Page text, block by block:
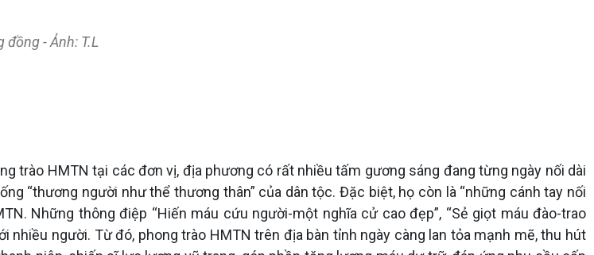
- Ảnh: T.L
trào HMTN tại các đơn vị, địa phương có rất nhiều tấm gương sáng đang từng ngày nối dài
“thương người như thể thương thân” của dân tộc. Đặc biệt, họ còn là “những cánh tay nối
Những thông điệp “Hiến máu cứu người-một nghĩa cử cao đẹp”, “Sẻ giọt máu đào-trao
nhiều người. Từ đó, phong trào HMTN trên địa bàn tỉnh ngày càng lan tỏa mạnh mẽ, thu hút